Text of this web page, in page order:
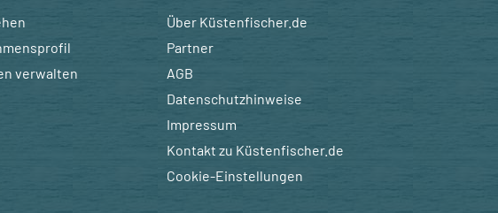
verwalten
Über Küstenfischer.de
Partner
AGB
Datenschutzhinweise
Impressum
Kontakt zu Küstenfischer.de
Cookie-Einstellungen